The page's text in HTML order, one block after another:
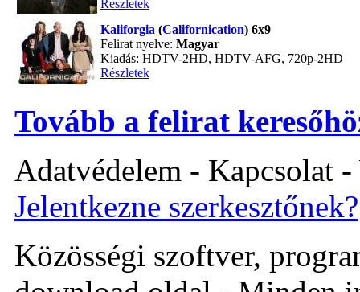
Részletek
Kaliforgia (Californication) 6x9
Felirat nyelve: Magyar
Kiadás: HDTV-2HD, HDTV-AFG, 720p-2HD
Részletek
Tovább a felirat
Adatvédelem - Kapcsolat
Jelentkezne szerkesztőnek?
Közösségi szoftver,